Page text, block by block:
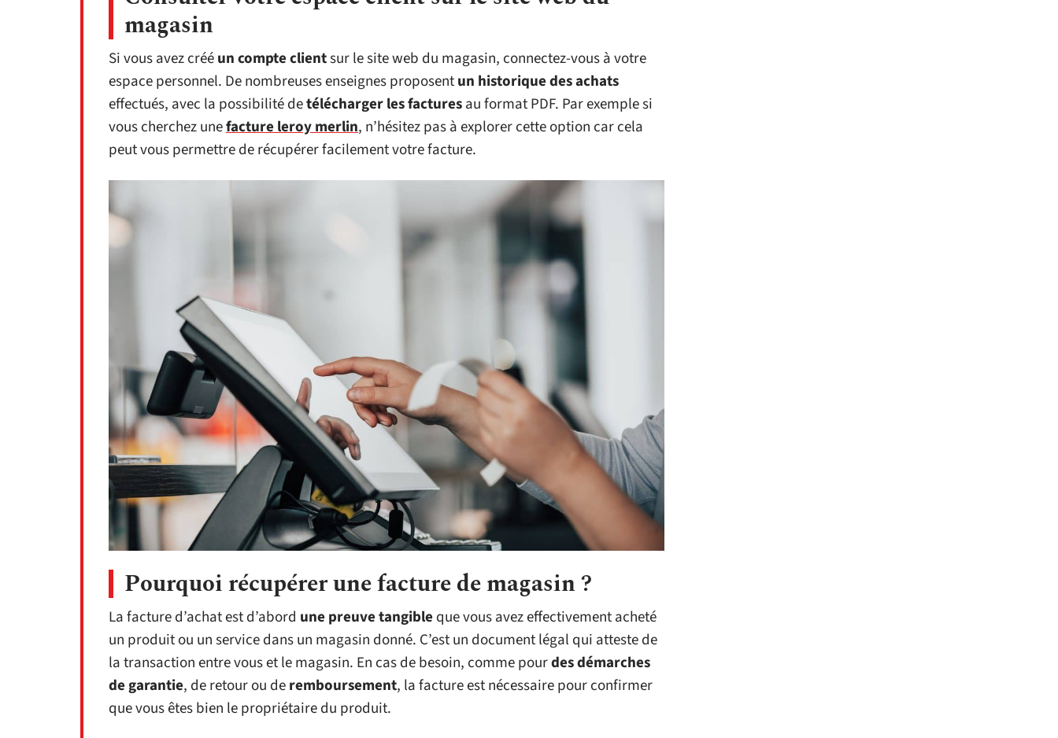
magasin
Si vous avez crééun compte clientsur le site web du magasin, connectez-vous à votre
espace personnel. De nombreuses enseignes proposentun historique des achats
effectués, avec la possibilité detélécharger les facturesau format PDF. Par exemple si
vous cherchez unefacture leroy merlin, n’hésitez pas à explorer cette option car cela
peut vous permettre de récupérer facilement votre facture.
Pourquoi récupérer une facture de magasin ?
La facture d’achat est d’abord une preuve tangible que vous avez effectivement acheté
un produit ou un service dans un magasin donné. C’est un document légal qui atteste de
la transaction entre vous et le magasin. En cas de besoin, comme pourdes démarches
de garantie, de retour ou deremboursement, la facture est nécessaire pour confirmer
que vous êtes bien le propriétaire du produit.